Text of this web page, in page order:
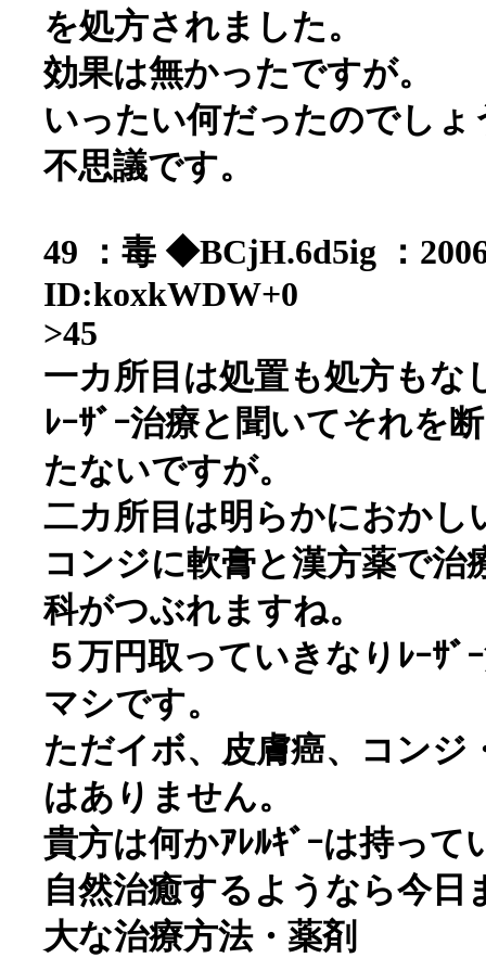
を処方されました。
効果は無かったですが。
いったい何だったのでし
不思議です。
49 ：毒 ◆BCjH.6d5ig ：
ID:koxkWDW+0
>45
一カ所目は処置も処方もな
ﾚｰｻﾞｰ治療と聞いてそれを
たないですが。
二カ所目は明らかにおかし
コンジに軟膏と漢方薬で治
科がつぶれますね。
５万円取っていきなりﾚｰｻ
マシです。
ただイボ、皮膚癌、コンジ
はありません。
貴方は何かｱﾚﾙｷﾞｰは持って
自然治癒するようなら今
大な治療方法・薬剤